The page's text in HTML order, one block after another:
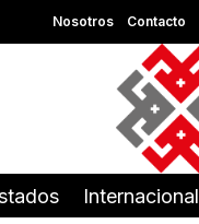
Nosotros Contacto
Internacional